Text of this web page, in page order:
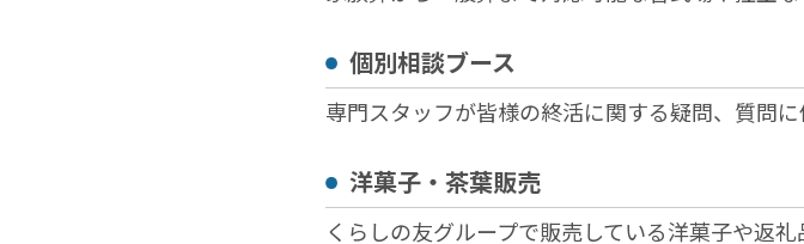
個別相談ブース
専門スタッフが皆様の終活に関する疑問、質問に
洋菓子・茶葉販売
くらしの友グループで販売している洋菓子や返